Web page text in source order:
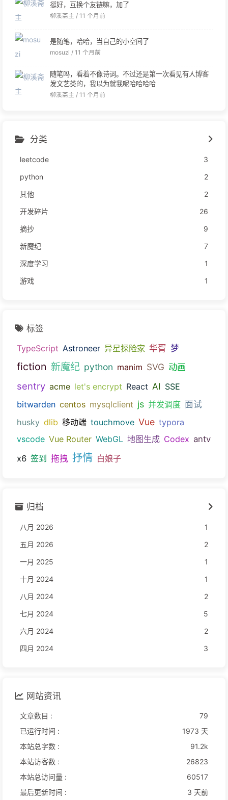
挺好，互换个友链嘛，加了
柳溪斋主 / 11 个月前
是随笔，哈哈，当自己的小空间了
mosuzi / 11 个月前
随笔吗，看着不像诗词。不过还是第一次看见有人博客
发文艺类的，我以为就我呢哈哈哈哈
柳溪斋主 / 11 个月前
分类
leetcode
3
python
2
其他
2
开发碎片
26
摘抄
9
新魔纪
7
深度学习
1
游戏
1
标签
TypeScript Astroneer 异星探险家 华胥 梦
fiction 新魔纪 python manim SVG 动画
sentry acme let's encrypt React AI SSE
bitwarden centos mysqlclient js 并发调度 面试
husky dlib 移动端 touchmove Vue typora
vscode Vue Router WebGL 地图生成 Codex antv
x6 签到 拖拽 抒情 白娘子
归档
八月 2026
1
五月 2026
2
一月 2025
1
十月 2024
1
八月 2024
2
七月 2024
5
六月 2024
2
四月 2024
3
网站资讯
文章数目 :
79
已运行时间 :
1973 天
本站总字数 :
91.2k
本站访客数 :
26823
本站总访问量 :
60517
最后更新时间 :
3 天前